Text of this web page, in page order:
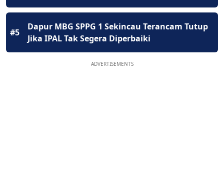
#5
Dapur MBG SPPG 1 Sekincau Terancam Tutup
Jika IPAL Tak Segera Diperbaiki
ADVERTISEMENTS